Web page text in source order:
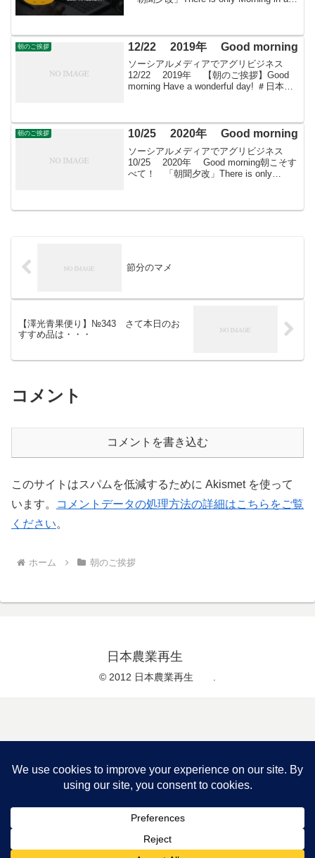
の製造・...
朝のご挨拶 12/22 2019年 Good morning
ソーシアルメディアでアグリビジネス
12/22 2019年 【朝のご挨拶】Good
morning Have a wonderful day! ＃日本農
朝のご挨拶 10/25 2020年 Good morning
ソーシアルメディアでアグリビジネス
10/25 2020年 Good morning朝こそす
べて！ 「朝聞夕改」There is only
節分のマメ
【澤光青果便り】№343 さて本日のお
すすめ品は・・・
コメント
コメントを書き込む
このサイトはスパムを低減するために Akismet を使って
います。
コメントデータの処理方法の詳細はこちらをご覧
ください。
ホーム 朝のご挨拶
日本農業再生
© 2012 日本農業再生 .